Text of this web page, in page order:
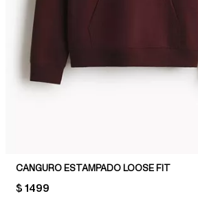
CANGURO ESTAMPADO LOOSE FIT
PRICE:
$ 1499